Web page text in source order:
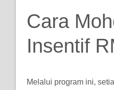
Cara
Insentif
Melalui program ini,